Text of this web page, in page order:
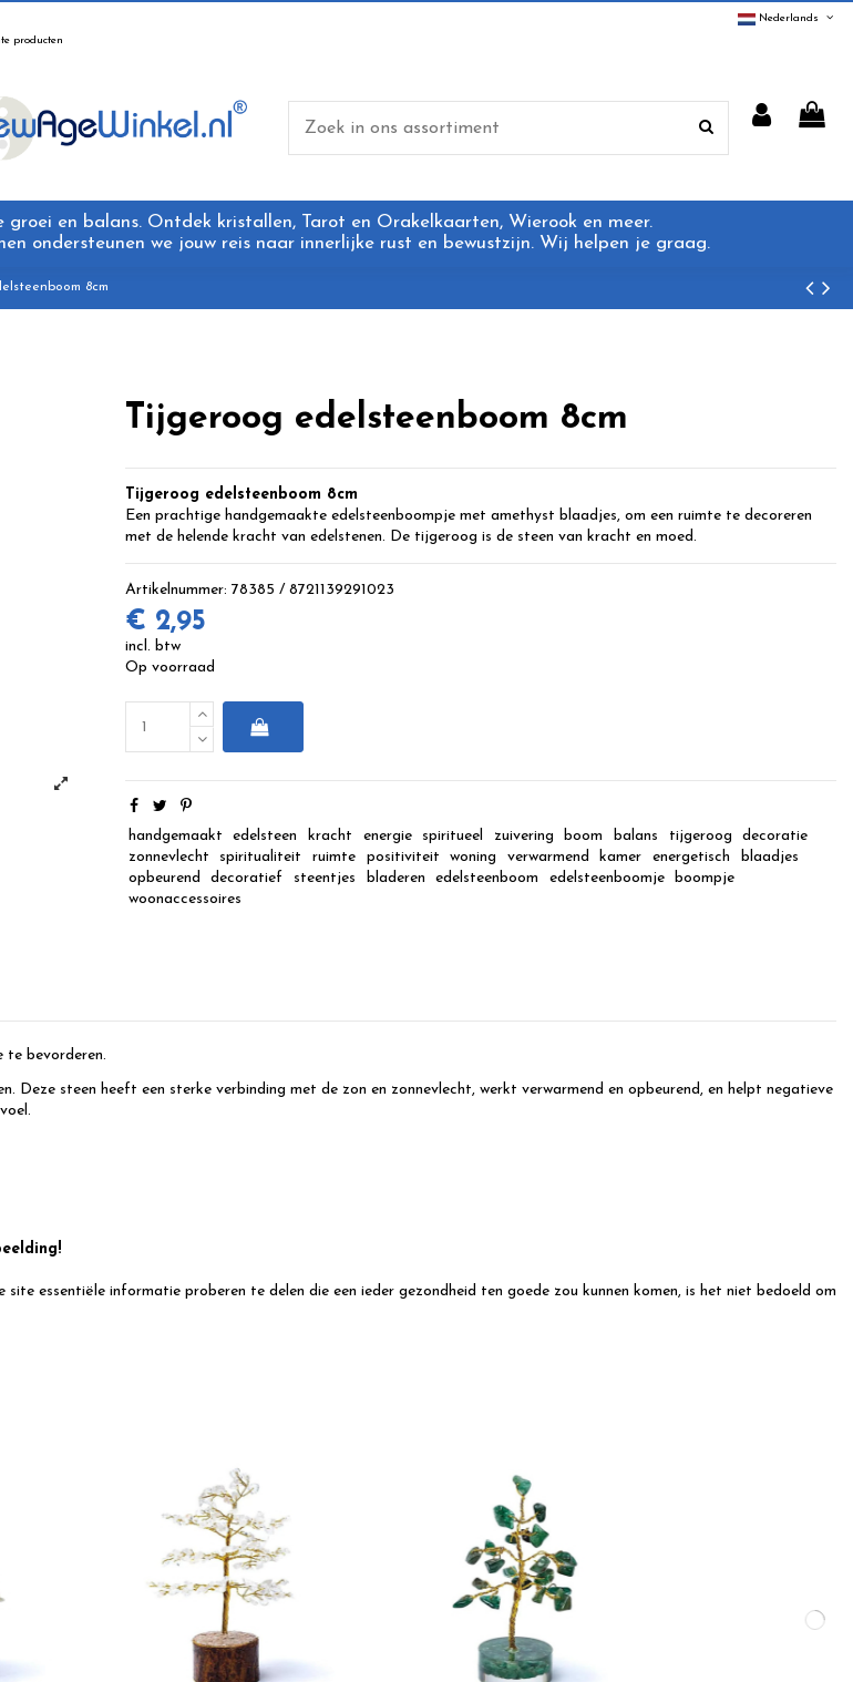
producten
Nederlands
en balans. Ontdek kristallen, Tarot en Orakelkaarten, Wierook en meer.
ondersteunen we jouw reis naar innerlijke rust en bewustzijn. Wij helpen je graag.
8cm
Tijgeroog edelsteenboom 8cm
Tijgeroog edelsteenboom 8cm
Een prachtige handgemaakte edelsteenboompje met amethyst blaadjes, om een ruimte te decoreren
met de helende kracht van edelstenen. De tijgeroog is de steen van kracht en moed.
Artikelnummer: 78385 / 8721139291023
€ 2,95
incl. btw
Op voorraad
handgemaakt edelsteen kracht energie spiritueel zuivering boom balans tijgeroog
decoratie
zonnevlecht
spiritualiteit ruimte positiviteit woning verwarmend kamer energetisch
blaadjes
opbeurend
decoratief steentjes bladeren edelsteenboom edelsteenboomje
boompje
woonaccessoires
te bevorderen.
steen heeft een sterke verbinding met de zon en zonnevlecht, werkt verwarmend en opbeurend, en helpt negatieve
essentiële informatie proberen te delen die een ieder gezondheid ten goede zou kunnen komen, is het niet bedoeld om